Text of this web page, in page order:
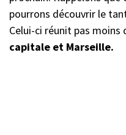
pourrons découvrir le
Celui-ci réunit pas moins
capitale et Marseille.